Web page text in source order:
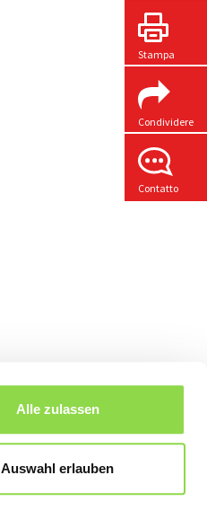
Alle zulassen
Auswahl erlauben
Stampa
Condividere
Contatto